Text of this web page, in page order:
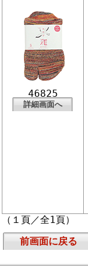
46825
詳細画面へ
（１頁／全1頁）
前画面に戻る